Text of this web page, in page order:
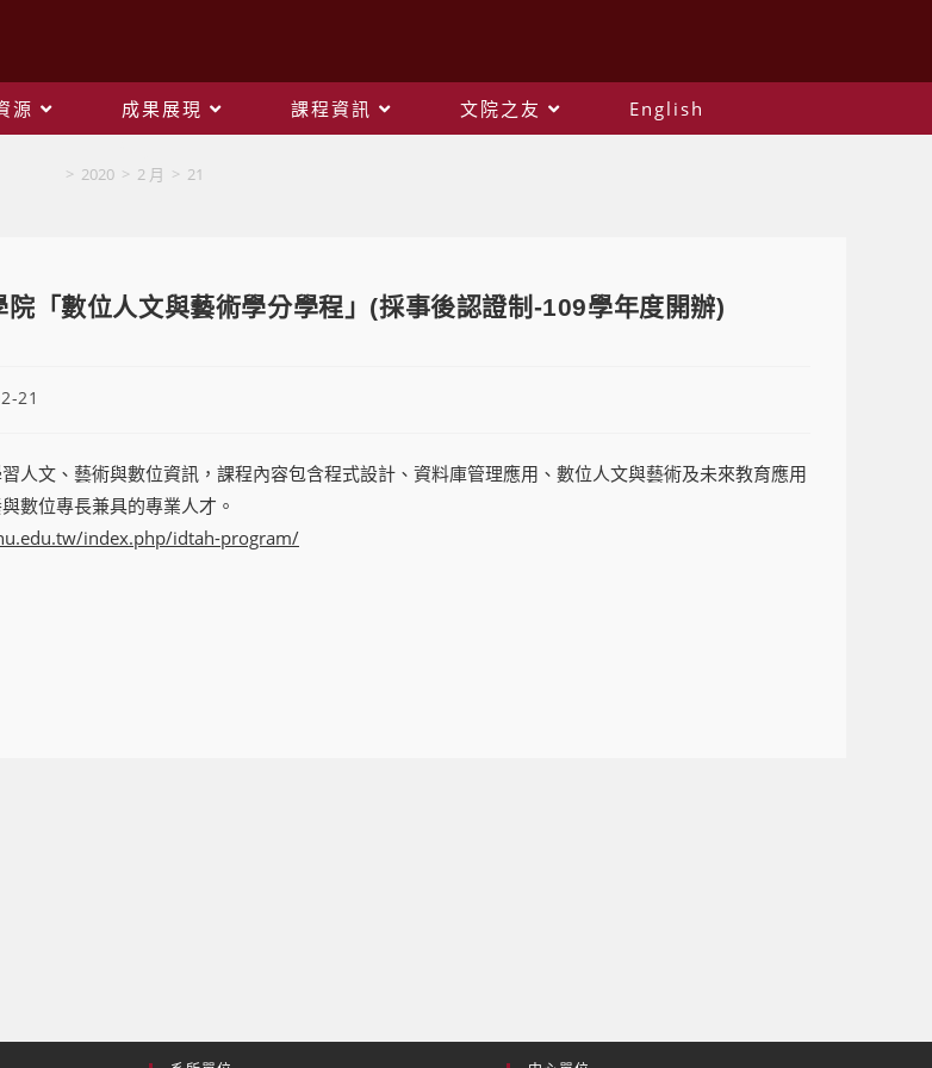
源 成果展現 課程資訊 文院之友 English
> 2020 > 2 月 > 21
院「數位人文與藝術學分學程」(採事後認證制-109學年度開辦)
21
人文、藝術與數位資訊，課程內容包含程式設計、資料庫管理應用、數位人文與藝術及未來教育應用
數位專長兼具的專業人才。
index.php/idtah-program/